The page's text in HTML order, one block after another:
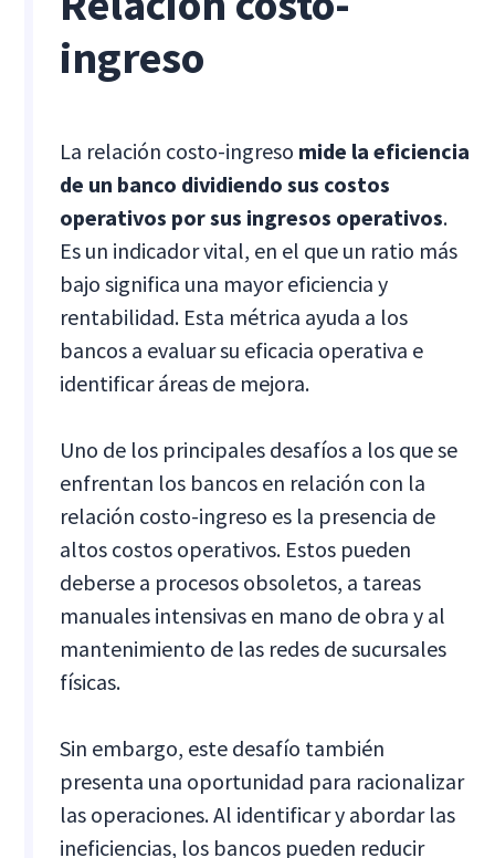
ingreso
La relación costo-ingreso mide la eficiencia
de un banco dividiendo sus costos
operativos por sus ingresos operativos.
Es un indicador vital, en el que un ratio más
bajo significa una mayor eficiencia y
rentabilidad. Esta métrica ayuda a los
bancos a evaluar su eficacia operativa e
identificar áreas de mejora.
Uno de los principales desafíos a los que se
enfrentan los bancos en relación con la
relación costo-ingreso es la presencia de
altos costos operativos. Estos pueden
deberse a procesos obsoletos, a tareas
manuales intensivas en mano de obra y al
mantenimiento de las redes de sucursales
físicas.
Sin embargo, este desafío también
presenta una oportunidad para racionalizar
las operaciones. Al identificar y abordar las
ineficiencias, los bancos pueden reducir